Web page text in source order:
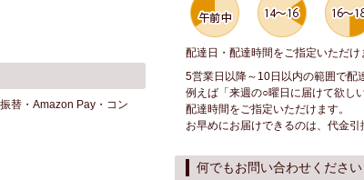
替・Amazon Pay・コン
配達日・配達時間をご指定いただけ
5営業日以降～10日以内の範囲で配
例えば「来週の○曜日に届けて欲し
配達時間をご指定いただけます。
お早めにお届けできるのは、代金
何でもお問い合わせください